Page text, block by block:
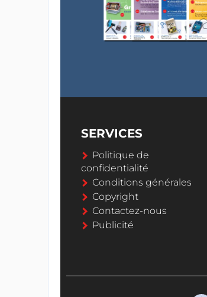
SERVICES
Politique de
confidentialité
Conditions générales
Copyright
Contactez-nous
Publicité